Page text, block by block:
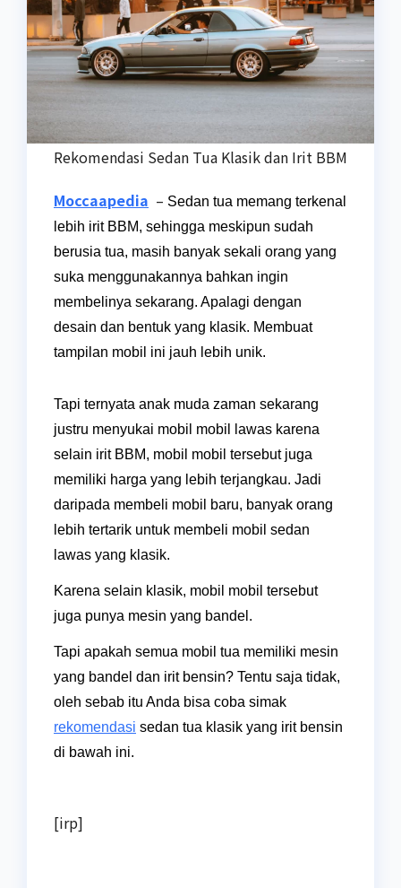
Rekomendasi Sedan Tua Klasik dan Irit BBM
Moccaapedia – Sedan tua memang terkenal
lebih irit BBM, sehingga meskipun sudah
berusia tua, masih banyak sekali orang yang
suka menggunakannya bahkan ingin
membelinya sekarang. Apalagi dengan
desain dan bentuk yang klasik. Membuat
tampilan mobil ini jauh lebih unik.
Tapi ternyata anak muda zaman sekarang
justru menyukai mobil mobil lawas karena
selain irit BBM, mobil mobil tersebut juga
memiliki harga yang lebih terjangkau. Jadi
daripada membeli mobil baru, banyak orang
lebih tertarik untuk membeli mobil sedan
lawas yang klasik.
Karena selain klasik, mobil mobil tersebut
juga punya mesin yang bandel.
Tapi apakah semua mobil tua memiliki mesin
yang bandel dan irit bensin? Tentu saja tidak,
oleh sebab itu Anda bisa coba simak
rekomendasi sedan tua klasik yang irit bensin
di bawah ini.
[irp]